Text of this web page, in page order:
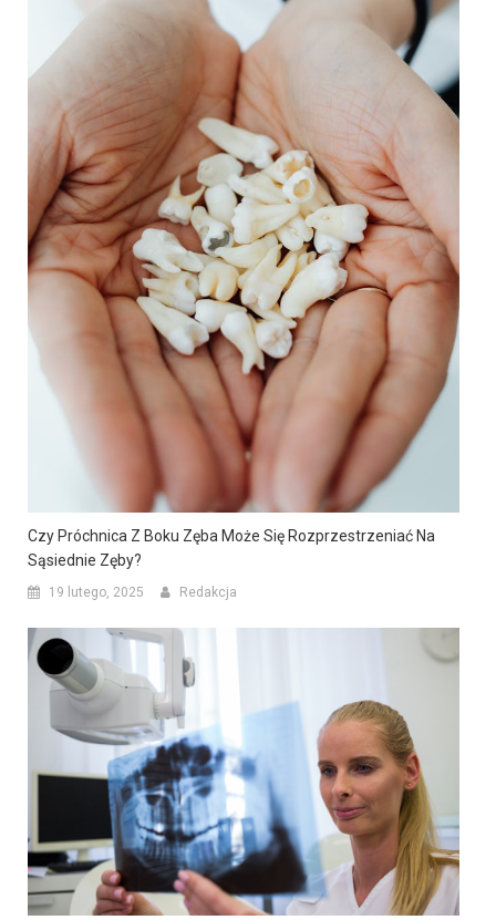
Czy Próchnica Z Boku Zęba Może Się Rozprzestrzeniać Na
Sąsiednie Zęby?
19 lutego, 2025 Redakcja